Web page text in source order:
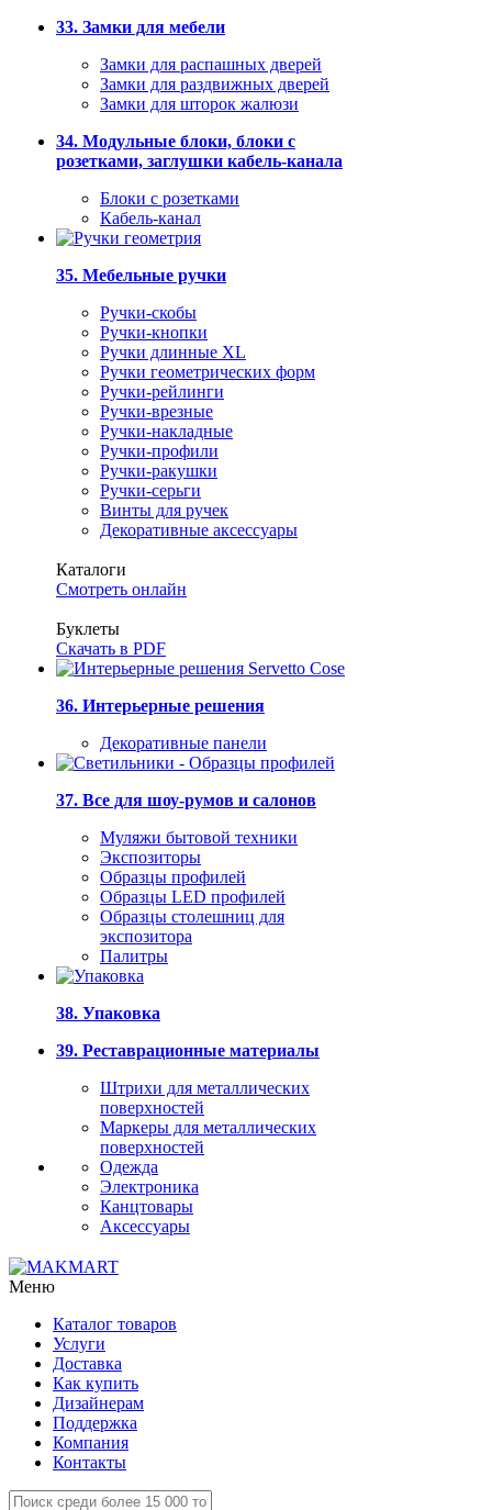
33. Замки для мебели
Замки для распашных дверей
Замки для раздвижных дверей
Замки для шторок жалюзи
34. Модульные блоки, блоки с
розетками, заглушки кабель-канала
Блоки с розетками
Кабель-канал
35. Мебельные ручки
Ручки-скобы
Ручки-кнопки
Ручки длинные XL
Ручки геометрических форм
Ручки-рейлинги
Ручки-врезные
Ручки-накладные
Ручки-профили
Ручки-ракушки
Ручки-серьги
Винты для ручек
Декоративные аксессуары
Каталоги
Смотреть онлайн
Буклеты
Скачать в PDF
36. Интерьерные решения
Декоративные панели
37. Все для шоу-румов и салонов
Муляжи бытовой техники
Экспозиторы
Образцы профилей
Образцы LED профилей
Образцы столешниц для
экспозитора
Палитры
38. Упаковка
39. Реставрационные материалы
Штрихи для металлических
поверхностей
Маркеры для металлических
поверхностей
Одежда
Электроника
Канцтовары
Аксессуары
Меню
Каталог товаров
Услуги
Доставка
Как купить
Дизайнерам
Поддержка
Компания
Контакты